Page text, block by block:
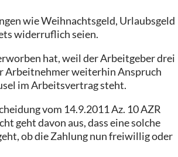
wie Weihnachtsgeld, Urlaubsgeld
widerruflich seien.
hat, weil der Arbeitgeber drei
Arbeitnehmer weiterhin Anspruch
im Arbeitsvertrag steht.
vom 14.9.2011 Az. 10 AZR
geht davon aus, dass eine solche
ob die Zahlung nun freiwillig oder